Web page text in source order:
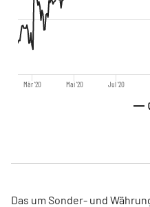
Mär '20 Mai '20 Jul '20
Das um Sonder- und